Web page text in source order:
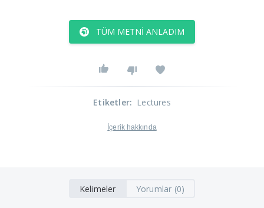
TÜM METNI ANLADIM
Etiketler: Lectures
İçerik hakkında
Kelimeler Yorumlar (0)